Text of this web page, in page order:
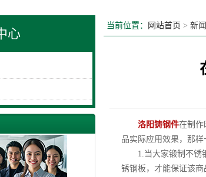
心
当前位置： 网站首页 > 新
洛阳铸钢件在制作
品实际应用效果，那
1.当大家锻制不锈钢
锈钢板，才能保证该商